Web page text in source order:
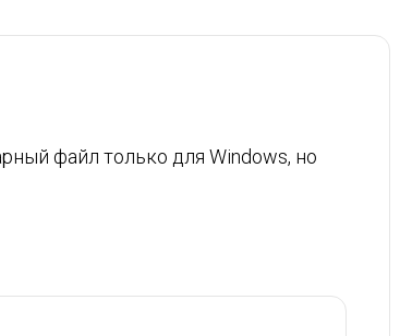
файл только для Windows, но